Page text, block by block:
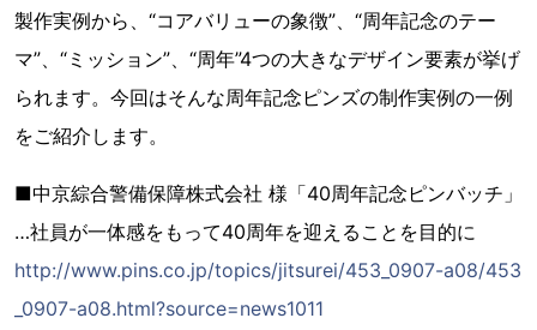
製作実例から、“コアバリューの象徴”、“周年記念のテー
マ”、“ミッション”、“周年”4つの大きなデザイン要素が挙げ
られます。今回はそんな周年記念ピンズの制作実例の一例
をご紹介します。
■中京綜合警備保障株式会社 様「40周年記念ピンバッチ」
…社員が一体感をもって40周年を迎えることを目的に
http://www.pins.co.jp/topics/jitsurei/453_0907-a08/453
_0907-a08.html?source=news1011